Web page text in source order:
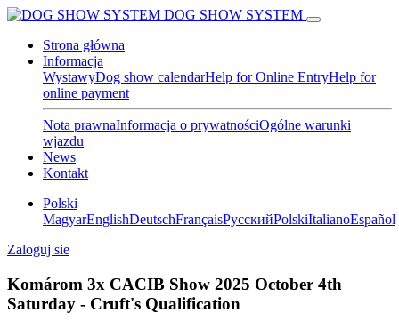
DOG SHOW SYSTEM
Strona główna
Informacja
WystawyDog show calendarHelp for Online EntryHelp for
online payment
Nota prawnaInformacja o prywatnościOgólne warunki
wjazdu
News
Kontakt
Polski
MagyarEnglishDeutschFrançaisPусскийPolskiItalianoEspañol
Zaloguj sie
Komárom 3x CACIB Show 2025 October 4th
Saturday - Cruft's Qualification